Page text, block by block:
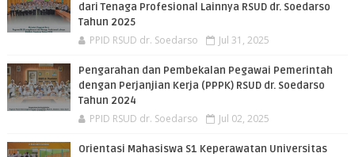
dari Tenaga Profesional Lainnya RSUD dr. Soedarso
Tahun 2025
PPID RSUD dr. Soedarso Jul 31, 2025
Pengarahan dan Pembekalan Pegawai Pemerintah
dengan Perjanjian Kerja (PPPK) RSUD dr. Soedarso
Tahun 2024
PPID RSUD dr. Soedarso Jul 02, 2025
Orientasi Mahasiswa S1 Keperawatan Universitas